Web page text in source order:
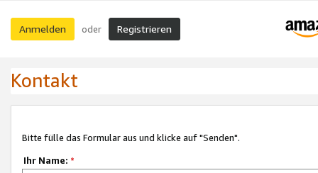
Anmelden oder Registrieren
Kontakt
Bitte fülle das Formular aus und klicke auf "Senden".
Ihr Name: *